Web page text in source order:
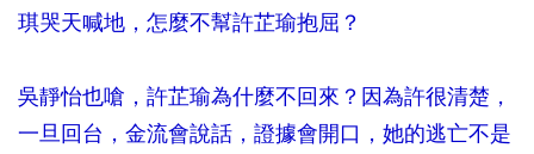
琪哭天喊地，怎麼不幫許芷瑜抱屈？
吳靜怡也嗆，許芷瑜為什麼不回來？因為許很清楚，
一旦回台，金流會說話，證據會開口，她的逃亡不是